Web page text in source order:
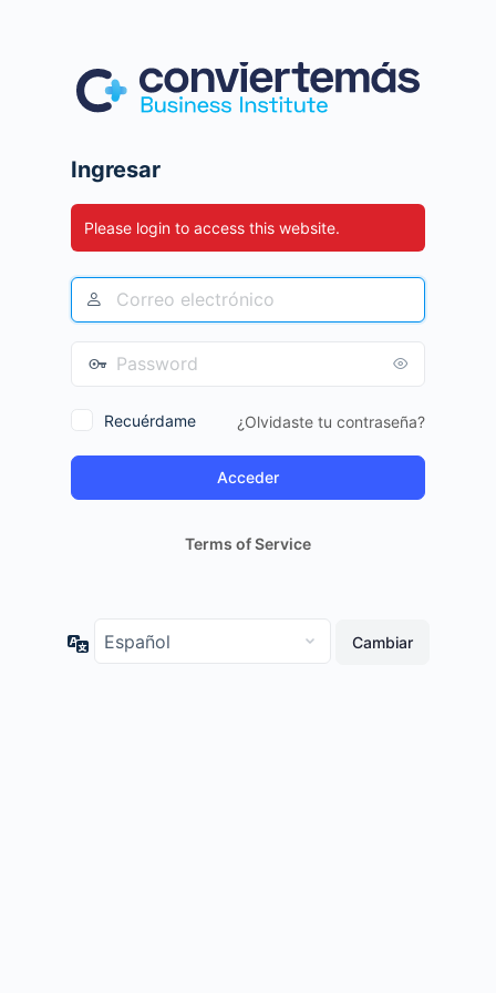
Ingresar
Please login to access this website.
Recuérdame ¿Olvidaste tu contraseña?
Terms of Service
Idioma